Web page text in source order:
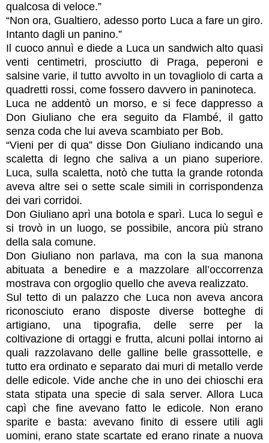
qualcosa di veloce.”
“Non ora, Gualtiero, adesso porto Luca a fare un giro.
Intanto dagli un panino.”
Il cuoco annuì e diede a Luca un sandwich alto quasi
venti centimetri, prosciutto di Praga, peperoni e
salsine varie, il tutto avvolto in un tovagliolo di carta a
quadretti rossi, come fossero davvero in paninoteca.
Luca ne addentò un morso, e si fece dappresso a
Don Giuliano che era seguito da Flambé, il gatto
senza coda che lui aveva scambiato per Bob.
“Vieni per di qua” disse Don Giuliano indicando una
scaletta di legno che saliva a un piano superiore.
Luca, sulla scaletta, notò che tutta la grande rotonda
aveva altre sei o sette scale simili in corrispondenza
dei vari corridoi.
Don Giuliano aprì una botola e sparì. Luca lo seguì e
si trovò in un luogo, se possibile, ancora più strano
della sala comune.
Don Giuliano non parlava, ma con la sua manona
abituata a benedire e a mazzolare all’occorrenza
mostrava con orgoglio quello che aveva realizzato.
Sul tetto di un palazzo che Luca non aveva ancora
riconosciuto erano disposte diverse botteghe di
artigiano, una tipografia, delle serre per la
coltivazione di ortaggi e frutta, alcuni pollai intorno ai
quali razzolavano delle galline belle grassottelle, e
tutto era ordinato e separato dai muri di metallo verde
delle edicole. Vide anche che in uno dei chioschi era
stata stipata una specie di sala server. Allora Luca
capì che fine avevano fatto le edicole. Non erano
sparite e basta: avevano finito di essere utili agli
uomini, erano state scartate ed erano rinate a nuova